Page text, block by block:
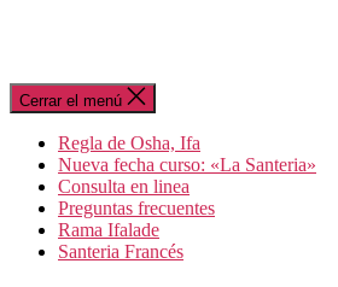
Cerrar el menú
Regla de Osha, Ifa
Nueva fecha curso: «La Santeria»
Consulta en linea
Preguntas frecuentes
Rama Ifalade
Santeria Francés